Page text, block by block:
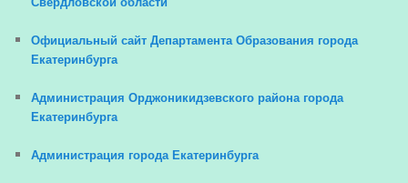
Официальный сайт Департамента Образования города
Екатеринбурга
Администрация Орджоникидзевского района города
Екатеринбурга
Администрация города Екатеринбурга